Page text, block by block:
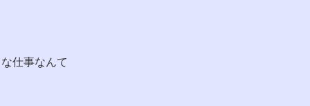
仕事なんて